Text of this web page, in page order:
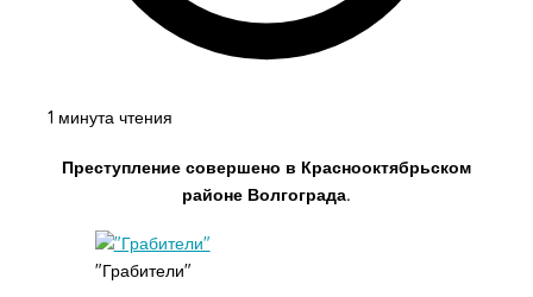
1 минута чтения
Преступление совершено в Краснооктябрьском
районе Волгограда.
"Грабители"